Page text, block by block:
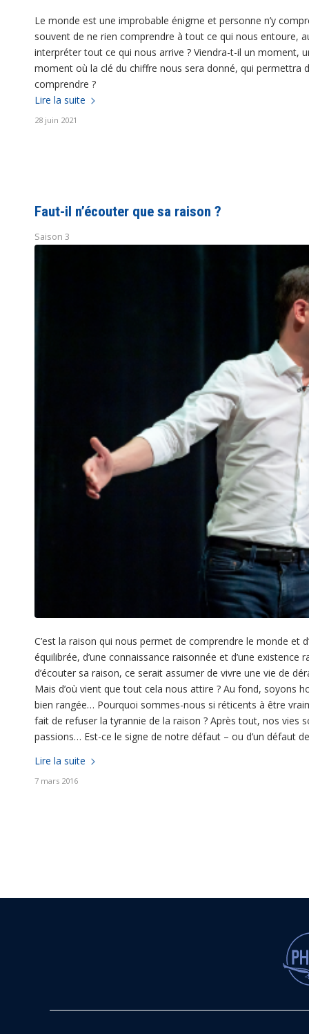
Le monde est une improbable énigme et personne n’y
souvent de ne rien comprendre à tout ce qui nous entoure,
interpréter tout ce qui nous arrive ? Viendra-t-il un moment,
moment où la clé du chiffre nous sera donné, qui permettra
comprendre ?
Lire la suite
28 juin 2021
Faut-il n’écouter que sa raison ?
Saison 3
C’est la raison qui nous permet de comprendre le monde et
équilibrée, d’une connaissance raisonnée et d’une
d’écouter sa raison, ce serait assumer de vivre une vie de
Mais d’où vient que tout cela nous attire ? Au fond, soyons
bien rangée… Pourquoi sommes-nous si réticents à être
fait de refuser la tyrannie de la raison ? Après tout, nos vies
passions… Est-ce le signe de notre défaut – ou d’un défaut
Lire la suite
7 mars 2016